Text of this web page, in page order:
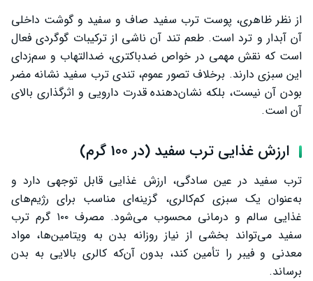
سخن پایانی
از نظر ظاهری، پوست ترب سفید صاف و سفید و گوشت داخلی
آن آبدار و ترد است. طعم تند آن ناشی از ترکیبات گوگردی فعال
است که نقش مهمی در خواص ضدباکتری، ضدالتهاب و سم‌زدای
این سبزی دارند. برخلاف تصور عموم، تندی ترب سفید نشانه مضر
بودن آن نیست، بلکه نشان‌دهنده قدرت دارویی و اثرگذاری بالای
آن است.
ارزش غذایی ترب سفید (در 100 گرم)
ترب سفید در عین سادگی، ارزش غذایی قابل توجهی دارد و
به‌عنوان یک سبزی کم‌کالری، گزینه‌ای مناسب برای رژیم‌های
غذایی سالم و درمانی محسوب می‌شود. مصرف ۱۰۰ گرم ترب
سفید می‌تواند بخشی از نیاز روزانه بدن به ویتامین‌ها، مواد
معدنی و فیبر را تأمین کند، بدون آن‌که کالری بالایی به بدن
برساند.